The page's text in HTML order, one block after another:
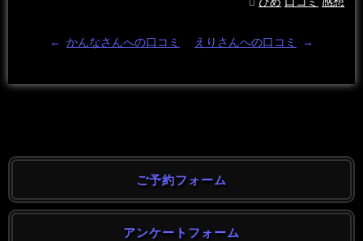
← かんなさんへの口コミ えりさんへの口コミ →
ご予約フォーム
アンケートフォーム